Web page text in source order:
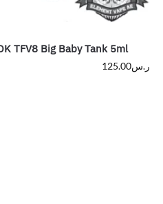
TFV8 Big Baby Tank 5ml
ر.س125.00